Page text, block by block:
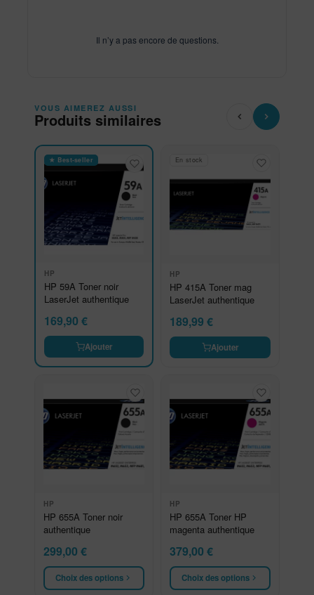
Il n’y a pas encore de questions.
VOUS AIMEREZ AUSSI
Produits similaires
★ Best-seller
HP
HP 59A Toner noir
LaserJet authentique
169,90 €
Ajouter
En stock
HP
HP 415A Toner mag
LaserJet authentique
189,99 €
Ajouter
HP
HP 655A Toner noir
authentique
299,00 €
Choix des options
HP
HP 655A Toner HP
magenta authentique
379,00 €
Choix des options